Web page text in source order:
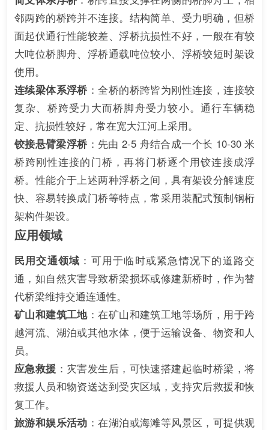
邻两跨的桥跨并不连接。结构简单、受力明确，但桥
面起伏通行性能较差、浮桥抗损性不好，一般在有较
大吨位桥脚舟、浮桥通载吨位较小、浮桥较短时架设
使用。
连续梁体系浮桥 ：全桥的桥跨皆为刚性连接，连接较
复杂、桥跨受力大而桥脚舟受力较小。通行车辆稳
定、抗损性较好，常在宽大江河上采用。
铰接悬臂梁浮桥 ：先由 2-5 舟结合成一个长 10-30 米
桥跨刚性连接的门桥，再将门桥逐个用铰连接成浮
桥。性能介于上述两种浮桥之间，具有架设分解速度
快、容易转换成门桥等特点，常采用装配式预制钢桁
架构件架设。
应用领域
民用交通领域 ：可用于临时或紧急情况下的道路交
通，如自然灾害导致桥梁损坏或修建新桥时，作为替
代桥梁维持交通连通性。
矿山和建筑工地：在矿山和建筑工地等场所，用于跨
越河流、湖泊或其他水体，便于运输设备、物资和人
员。
应急救援 ：灾害发生后，可快速搭建起临时桥梁，将
救援人员和物资送达到受灾区域，支持灾后救援和恢
复工作。
旅游和娱乐活动 ：在湖泊或海滩等风景区，可提供观